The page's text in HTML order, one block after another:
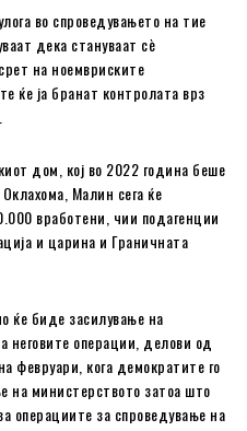
во спроведувањето на тие
дека стануваат сè
на ноемвриските
ќе ја бранат контролата врз
дом, кој во 2022 година беше
Малин сега ќе
вработени, чии подагенции
и царина и Граничната
ќе биде засилување на
неговите операции, делови од
февруари, кога демократите го
на министерството затоа што
операциите за спроведување на